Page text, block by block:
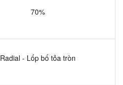
70%
Radial - Lốp bố tỏa tròn